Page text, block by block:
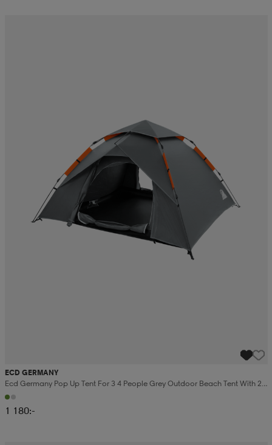
ECD GERMANY
Ecd Germany Pop Up Tent For 3 4 People Grey Outdoor Beach Tent With 2
Doors Weatherproof Camping
1 180:-